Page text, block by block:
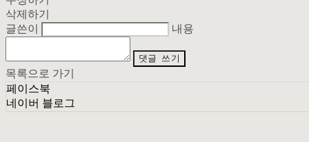
삭제하기
글쓴이
내용
댓글 쓰기
목록으로 가기
페이스북
네이버 블로그